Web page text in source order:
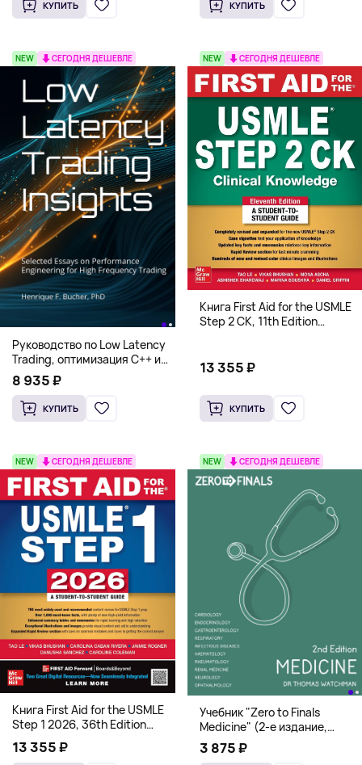
КУПИТЬ КУПИТЬ
NEW СЕГОДНЯ ДЕШЕВЛЕ
Руководство по Low Latency
Trading, оптимизация C++ и
системная архитектура для
HFT
8 935 ₽
КУПИТЬ
NEW СЕГОДНЯ ДЕШЕВЛЕ
Книга First Aid for the USMLE
Step 2 CK, 11th Edition
13 355 ₽
КУПИТЬ
NEW СЕГОДНЯ ДЕШЕВЛЕ
Книга First Aid for the USMLE
Step 1 2026, 36th Edition
(Мягкий переплет,
Английский язык)
13 355 ₽
NEW СЕГОДНЯ ДЕШЕВЛЕ
Учебник "Zero to Finals
Medicine" (2-е издание,
Мягкая обложка) Dr. Thomas
Watchman
3 875 ₽